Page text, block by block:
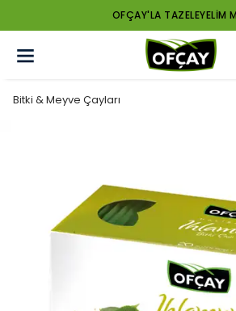
OFÇAY'LA TAZELEYELİM
Bitki & Meyve Çayları